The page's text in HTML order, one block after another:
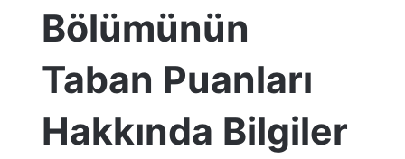
Bölümünün
Taban Puanları
Hakkında Bilgiler